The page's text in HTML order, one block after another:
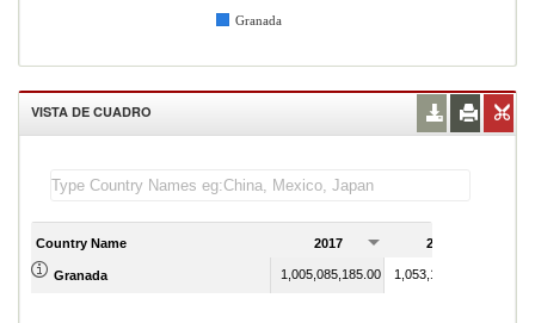
Granada
VISTA DE CUADRO
Country Name 2017 2018
Granada 1,005,085,185.00 1,053,114,814.00